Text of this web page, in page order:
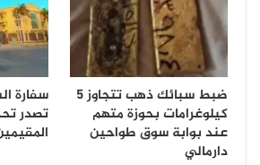
ضبط سبائك ذهب تتجاوز 5
كيلوغرامات بحوزة متهم
عند بوابة سوق طواحين
دارمالي
سفارة
تصدر